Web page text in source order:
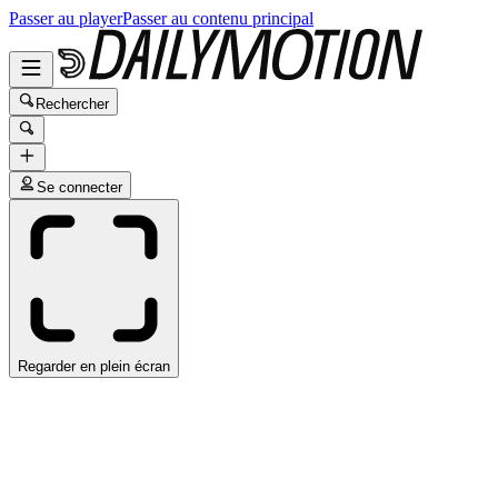
Passer au playerPasser au contenu principal
Rechercher
Se connecter
Regarder en plein écran